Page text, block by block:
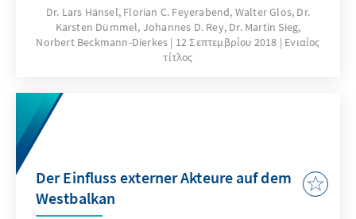
westlichen Hauptstädten, als auch aus der
Region selbst. Russland, China, die Türkei und
die Golfstaaten gewinnen mit
Intentionen und Interessen an Einfluss in
dieser Enklave innerhalb der Europäischen
Union – politisch, wirtschaftlich und kulturell.
Dr. Lars Hänsel, Florian C. Feyerabend, Walter Glos, Dr.
Karsten Dümmel, Johannes D. Rey, Dr. Martin Sieg,
Norbert Beckmann-Dierkes
12 Σεπτεμβρίου 2018
Ενιαίος
τίτλος
Der Einfluss externer Akteure auf dem
Westbalkan